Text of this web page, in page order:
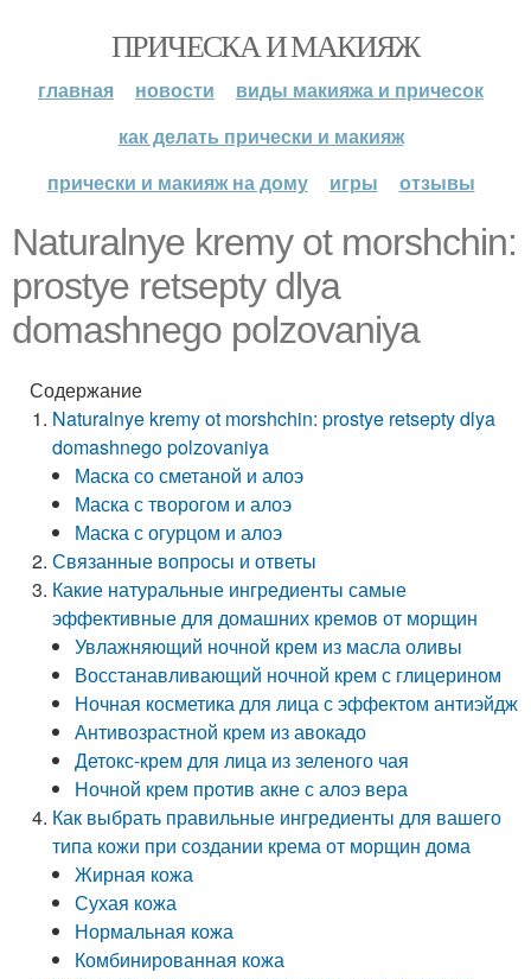
ПРИЧЕСКА И МАКИЯЖ
главная новости
виды макияжа и причесок
как делать прически и макияж
прически и макияж на дому
игры отзывы
Naturalnye kremy ot morshchin:
prostye retsepty dlya
domashnego polzovaniya
Содержание
Naturalnye kremy ot morshchin: prostye retsepty dlya
domashnego polzovaniya
Маска со сметаной и алоэ
Маска с творогом и алоэ
Маска с огурцом и алоэ
Связанные вопросы и ответы
Какие натуральные ингредиенты самые
эффективные для домашних кремов от морщин
Увлажняющий ночной крем из масла оливы
Восстанавливающий ночной крем с глицерином
Ночная косметика для лица с эффектом антиэйдж
Антивозрастной крем из авокадо
Детокс-крем для лица из зеленого чая
Ночной крем против акне с алоэ вера
Как выбрать правильные ингредиенты для вашего
типа кожи при создании крема от морщин дома
Жирная кожа
Сухая кожа
Нормальная кожа
Комбинированная кожа